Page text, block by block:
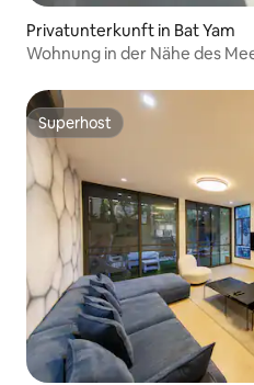
Privatunterkunft in Bat Yam
Wohnung in der Nähe des
Superhost
Superhost